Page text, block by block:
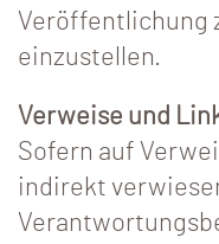
Veröffentlichung
einzustellen.
Verweise und
Sofern auf
indirekt